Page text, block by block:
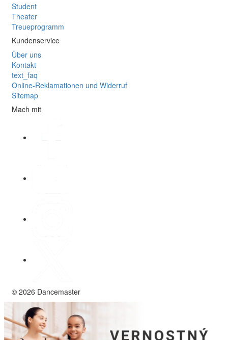
Student
Theater
Treueprogramm
Kundenservice
Über uns
Kontakt
text_faq
Online-Reklamationen und Widerruf
Sitemap
Mach mit
© 2026 Dancemaster